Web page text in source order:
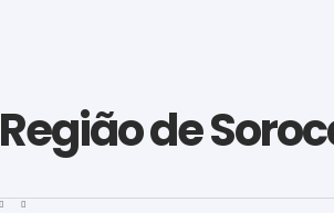
Região de